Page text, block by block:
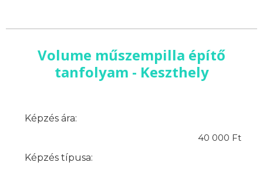
Volume műszempilla építő
tanfolyam - Keszthely
Képzés ára:
40 000 Ft
Képzés típusa: